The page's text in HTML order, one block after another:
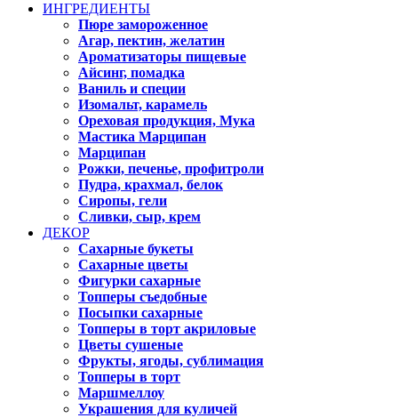
ИНГРЕДИЕНТЫ
Пюре замороженное
Агар, пектин, желатин
Ароматизаторы пищевые
Айсинг, помадка
Ваниль и специи
Изомальт, карамель
Ореховая продукция, Мука
Мастика Марципан
Марципан
Рожки, печенье, профитроли
Пудра, крахмал, белок
Сиропы, гели
Сливки, сыр, крем
ДЕКОР
Сахарные букеты
Сахарные цветы
Фигурки сахарные
Топперы съедобные
Посыпки сахарные
Топперы в торт акриловые
Цветы сушеные
Фрукты, ягоды, сублимация
Топперы в торт
Маршмеллоу
Украшения для куличей